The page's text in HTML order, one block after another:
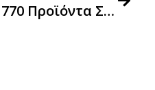
770 Προϊόντα Σε 37 Βασικές Κατηγορίες Στην Πρωτοβουλία ‘‘Μόνιμη Μείωση Τιμής’’ Μέχρι Τις 13 Νοεμβρίου 2023